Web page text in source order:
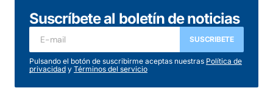
Suscríbete al boletín de noticias
SUSCRIBETE
Pulsando el botón de suscribirme aceptas nuestras Política de
privacidad y Términos del servicio